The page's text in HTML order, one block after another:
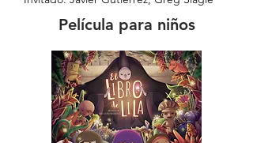
Película para niños